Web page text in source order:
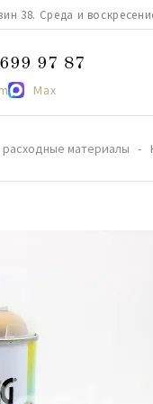
38. Среда и
97 87
Max
материалы